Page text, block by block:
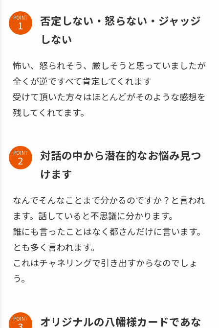
POINT
否定しない・怒らない・ジャッジ
しない
怖い、怒られそう、厳しそうと思っていましたが
全くが逆ですべて肯定してくれます
受けて頂いた方々はほとんどがそのような感想を
残してくれてます。
POINT
対話の中から潜在的なお悩み見つ
けます
なんでそんなことまで分かるのですか？と言われ
ます。話していると不思議に分かります。
誰にも言ったことはなく都さんだけに言います。
とも多く言われます。
これはチャネリングで引き出すからなのでしょ
う。
POINT オリジナルの八幡様カードであな